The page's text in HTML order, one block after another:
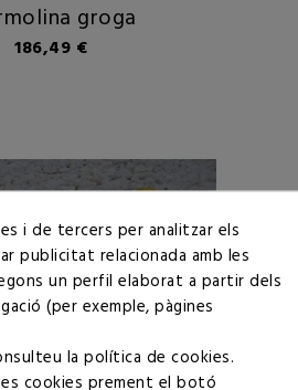
groga
Preu
186,49 €
i de tercers per analitzar els
publicitat relacionada amb les
un perfil elaborat a partir dels
(per exemple, pàgines
la política de cookies.
cookies prement el botó